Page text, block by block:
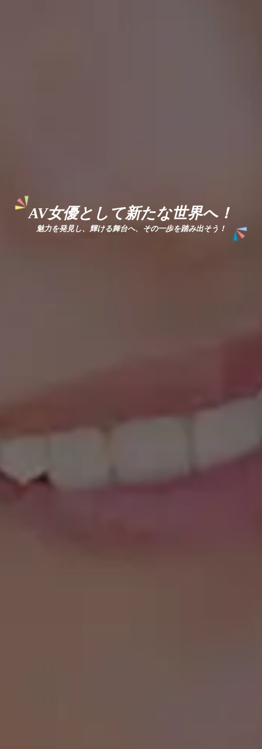
AV女優として新たな世界へ！
魅力を発見し、輝ける舞台へ、その一歩を踏み出そう！